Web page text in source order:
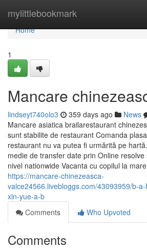
mylittlebookmark
Home
Home
1
Mancare
lindseyt740olo3 359 days ago News
Mancare asiatica brailarestaurant
sunt stabilite de restaurant Comanda
restaurant nu va putea fi urmărită pe
medie de transfer date prin Online
nivel nationwide Vacanta cu copilul la
https://mancare-chinezeasca-
valce24566.livebloggs.com/43093959/b-
xin-yue-a-b
Comments
Who Upvoted
Comments